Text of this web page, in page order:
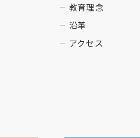
教育理念
沿革
アクセス